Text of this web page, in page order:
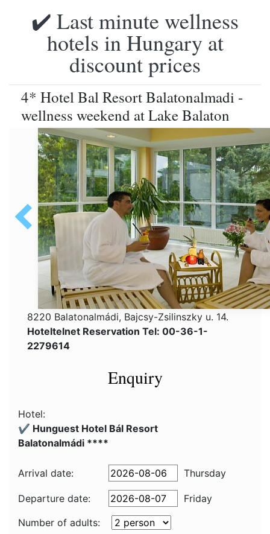
✔️ Last minute wellness
hotels in Hungary at
discount prices
4* Hotel Bal Resort Balatonalmadi -
wellness weekend at Lake Balaton
8220 Balatonalmádi, Bajcsy-Zsilinszky u. 14.
Hoteltelnet Reservation Tel: 00-36-1-
2279614
Enquiry
Hotel:
✔️ Hunguest Hotel Bál Resort
Balatonalmádi ****
Arrival date: Thursday
Departure date:
Friday
Number of adults: